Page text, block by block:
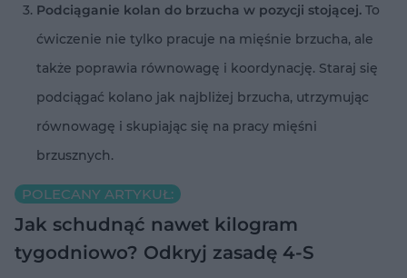
Podciąganie kolan do brzucha w pozycji stojącej. To
ćwiczenie nie tylko pracuje na mięśnie brzucha, ale
także poprawia równowagę i koordynację. Staraj się
podciągać kolano jak najbliżej brzucha, utrzymując
równowagę i skupiając się na pracy mięśni
brzusznych.
POLECANY ARTYKUŁ:
Jak schudnąć nawet kilogram
tygodniowo? Odkryj zasadę 4-S